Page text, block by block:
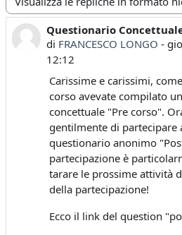
Modalità visualizzazione
Questionario
di FRANCESCO LONGO -
12:12
Numero di risposte: 0
Carissime e carissimi,
corso avevate compilato
concettuale "Pre corso".
gentilmente di partecipare
questionario anonimo
partecipazione è
tarare le prossime attività
della partecipazione!
Ecco il link del question